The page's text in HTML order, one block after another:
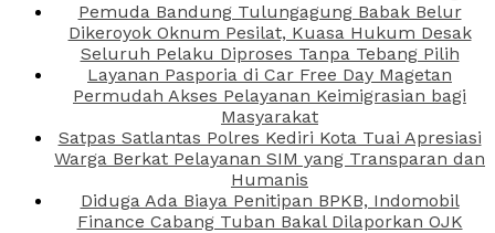
Pemuda Bandung Tulungagung Babak Belur
Dikeroyok Oknum Pesilat, Kuasa Hukum Desak
Seluruh Pelaku Diproses Tanpa Tebang Pilih
Layanan Pasporia di Car Free Day Magetan
Permudah Akses Pelayanan Keimigrasian bagi
Masyarakat
Satpas Satlantas Polres Kediri Kota Tuai Apresiasi
Warga Berkat Pelayanan SIM yang Transparan dan
Humanis
Diduga Ada Biaya Penitipan BPKB, Indomobil
Finance Cabang Tuban Bakal Dilaporkan OJK